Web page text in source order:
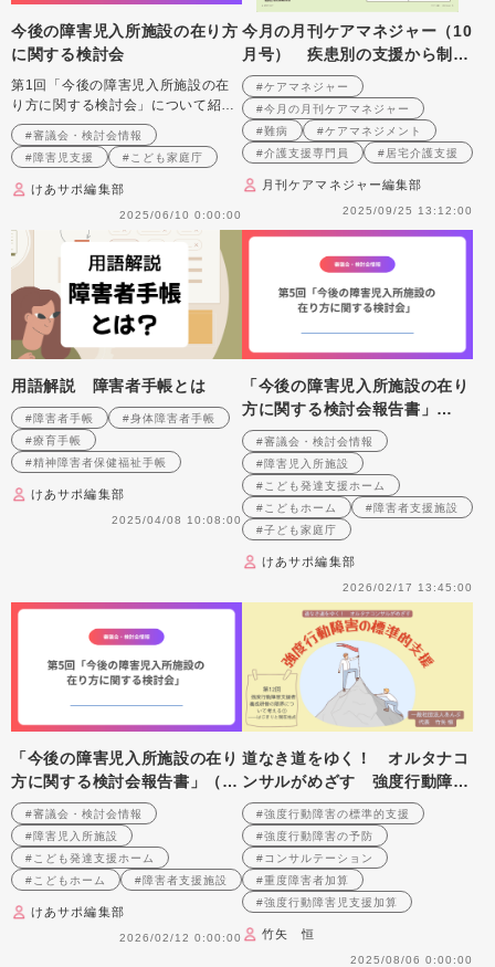
今後の障害児入所施設の在り方
に関する検討会
第1回「今後の障害児入所施設の在
り方に関する検討会」について紹介
します
#審議会・検討会情報
#障害児支援
#こども家庭庁
けあサポ編集部
2025/06/10 0:00:00
今月の月刊ケアマネジャー（10
月号） 疾患別の支援から制度
の知識まで 基本から押さえる
難病のケアマネジメント
#ケアマネジャー
#今月の月刊ケアマネジャー
#難病
#ケアマネジメント
#介護支援専門員
#居宅介護支援
月刊ケアマネジャー編集部
2025/09/25 13:12:00
用語解説 障害者手帳とは
#障害者手帳
#身体障害者手帳
#療育手帳
#精神障害者保健福祉手帳
けあサポ編集部
2025/04/08 10:08:00
「今後の障害児入所施設の在り
方に関する検討会報告書」
（案）について（「こどもホー
ム」（仮称）の創設など）
#審議会・検討会情報
#障害児入所施設
#こども発達支援ホーム
#こどもホーム
#障害者支援施設
#子ども家庭庁
けあサポ編集部
2026/02/17 13:45:00
「今後の障害児入所施設の在り
方に関する検討会報告書」（素
案）について～「こどもホー
ム」（仮称）の創設など～
#審議会・検討会情報
#障害児入所施設
#こども発達支援ホーム
#こどもホーム
#障害者支援施設
けあサポ編集部
2026/02/12 0:00:00
道なき道をゆく！ オルタナコ
ンサルがめざす 強度行動障害
の標準的支援 第12回 強度行
動障害支援者養成研修の限界に
ついて考える①――はじまりと
現在地点
#強度行動障害の標準的支援
#強度行動障害の予防
#コンサルテーション
#重度障害者加算
#強度行動障害児支援加算
竹矢 恒
2025/08/06 0:00:00